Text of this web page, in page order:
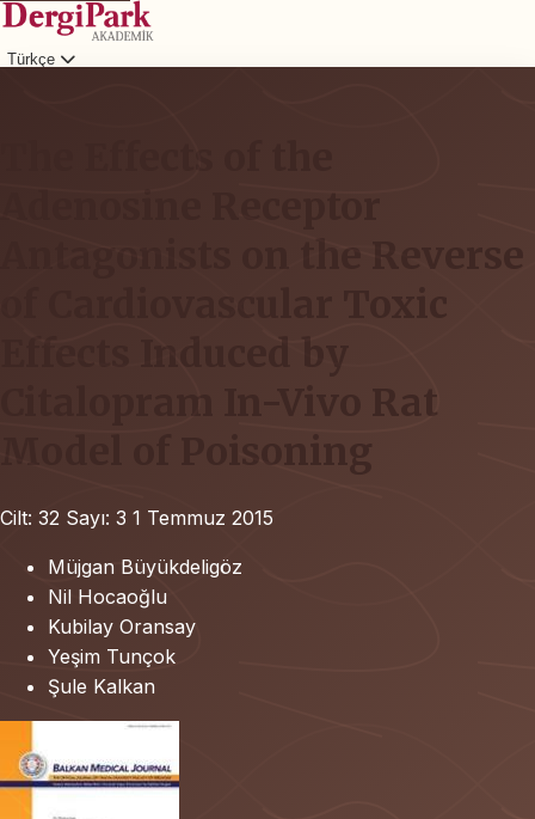
Türkçe
Adenosine Receptor
Antagonists on the Reverse
Effects Induced by
Citalopram In-Vivo Rat
Model of Poisoning
Cilt: 32 Sayı: 3 1 Temmuz 2015
Müjgan Büyükdeligöz
Nil Hocaoğlu
Kubilay Oransay
Yeşim Tunçok
Şule Kalkan